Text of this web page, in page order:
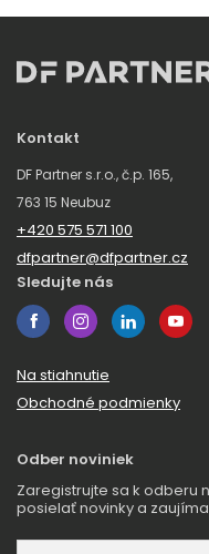
Kontakt
DF Partner s.r.o., č.p. 165,
763 15 Neubuz
+420 575 571 100
dfpartner@dfpartner.cz
Sledujte nás
Na stiahnutie
Obchodné podmienky
Odber noviniek
Zaregistrujte sa k odberu
posielať novinky a